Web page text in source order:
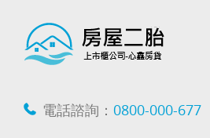
電話諮詢： 0800-000-677